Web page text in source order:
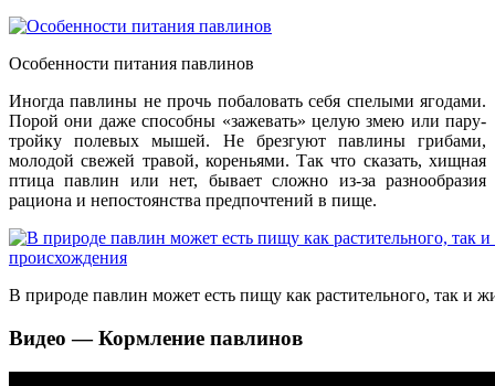
Особенности питания павлинов
Иногда павлины не прочь побаловать себя спелыми ягодами.
Порой они даже способны «зажевать» целую змею или пару-
тройку полевых мышей. Не брезгуют павлины грибами,
молодой свежей травой, кореньями. Так что сказать, хищная
птица павлин или нет, бывает сложно из-за разнообразия
рациона и непостоянства предпочтений в пище.
В природе павлин может есть пищу как растительного, так и
Видео — Кормление павлинов